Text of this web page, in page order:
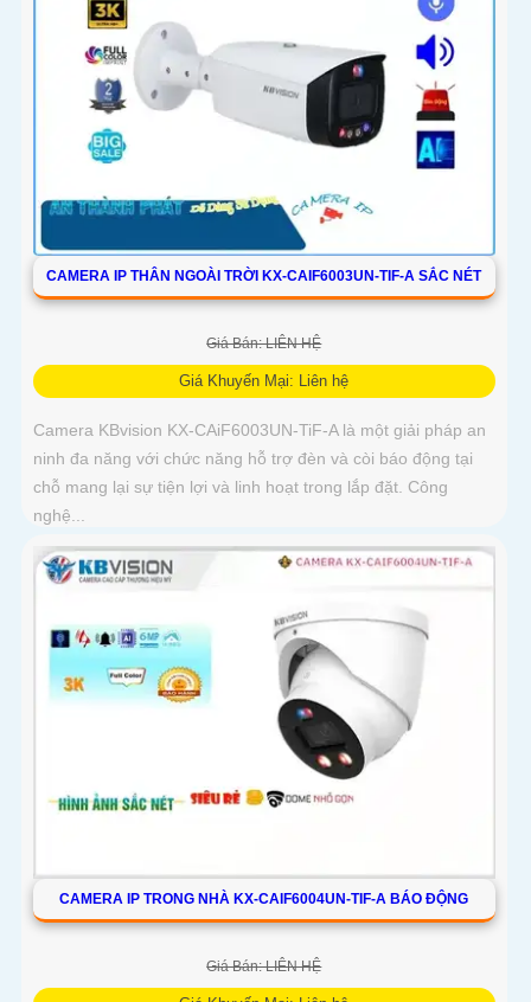
CAMERA IP THÂN NGOÀI TRỜI KX-CAIF6003UN-TIF-A SẮC NÉT
Giá Bán: LIÊN HỆ
Giá Khuyến Mại: Liên hệ
Camera KBvision KX-CAiF6003UN-TiF-A là một giải pháp an
ninh đa năng với chức năng hỗ trợ đèn và còi báo động tại
chỗ mang lại sự tiện lợi và linh hoạt trong lắp đặt. Công
nghệ...
CAMERA IP TRONG NHÀ KX-CAIF6004UN-TIF-A BÁO ĐỘNG
Giá Bán: LIÊN HỆ